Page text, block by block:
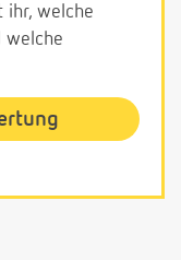
ihr, welche
welche